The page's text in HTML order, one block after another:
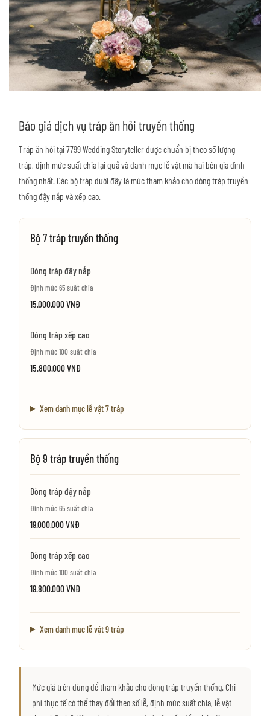
Báo giá dịch vụ tráp ăn hỏi truyền thống
Tráp ăn hỏi tại 7799 Wedding Storyteller được chuẩn bị theo số lượng
tráp, định mức suất chia lại quả và danh mục lễ vật mà hai bên gia đình
thống nhất. Các bộ tráp dưới đây là mức tham khảo cho dòng tráp truyền
thống đậy nắp và xếp cao.
Bộ 7 tráp truyền thống
Dòng tráp đậy nắp
Định mức 65 suất chia
15.000.000 VNĐ
Dòng tráp xếp cao
Định mức 100 suất chia
15.800.000 VNĐ
Xem danh mục lễ vật 7 tráp
Bộ 9 tráp truyền thống
Dòng tráp đậy nắp
Định mức 65 suất chia
19.000.000 VNĐ
Dòng tráp xếp cao
Định mức 100 suất chia
19.800.000 VNĐ
Xem danh mục lễ vật 9 tráp
Mức giá trên dùng để tham khảo cho dòng tráp truyền thống. Chi
phí thực tế có thể thay đổi theo số lễ, định mức suất chia, lễ vật